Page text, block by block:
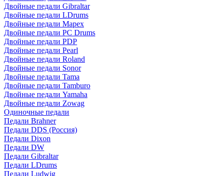
Двойные педали Gibraltar
Двойные педали LDrums
Двойные педали Mapex
Двойные педали PC Drums
Двойные педали PDP
Двойные педали Pearl
Двойные педали Roland
Двойные педали Sonor
Двойные педали Tama
Двойные педали Tamburo
Двойные педали Yamaha
Двойные педали Zowag
Одиночные педали
Педали Brahner
Педали DDS (Россия)
Педали Dixon
Педали DW
Педали Gibraltar
Педали LDrums
Педали Ludwig